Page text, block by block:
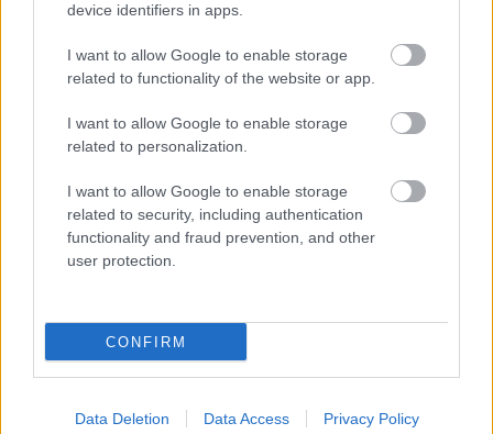
device identifiers in apps.
I want to allow Google to enable storage
related to functionality of the website or app.
I want to allow Google to enable storage
related to personalization.
I want to allow Google to enable storage
related to security, including authentication
functionality and fraud prevention, and other
user protection.
CONFIRM
Data Deletion Data Access Privacy Policy
CZUNYINÉ HARCA A GMAIL ÉS AZ ÖNKÉNY ELLEN
- LETILTOTTA A GOOGLE A VÉDVONAL LEVELEZŐ
FIÓKJÁT
Nem vicc! A Fidesz maradéka tényleg egy ingyenes e-mail